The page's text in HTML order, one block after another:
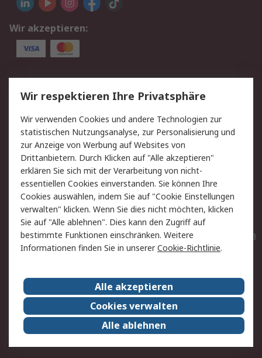
Wir akzeptieren:
Service
Value Added Services
Lieferlösungen
Rücksendungen
Kontakt
Hilfe
Privatkunden
Rechtliches
AGB
Datenschutz
Cookie-Richtlinie
Zahlungsbedingungen
Copyright/Impressum
Entsorgung
Elektrogeräte/Batterien
RS weltweit
Karriere bei RS
Nachhaltigkeit
Qualität/Umwelt/ZertifikatePresse-Center
Event-Center
Wir respektieren Ihre Privatsphäre
Wir verwenden Cookies und andere Technologien zur
statistischen Nutzungsanalyse, zur Personalisierung und
zur Anzeige von Werbung auf Websites von
Drittanbietern. Durch Klicken auf "Alle akzeptieren"
erklären Sie sich mit der Verarbeitung von nicht-
essentiellen Cookies einverstanden. Sie können Ihre
Cookies auswählen, indem Sie auf "Cookie Einstellungen
verwalten" klicken. Wenn Sie dies nicht möchten, klicken
Sie auf "Alle ablehnen". Dies kann den Zugriff auf
bestimmte Funktionen einschränken. Weitere
Informationen finden Sie in unsererCookie-Richtlinie.
Alle akzeptieren
Cookies verwalten
Alle ablehnen